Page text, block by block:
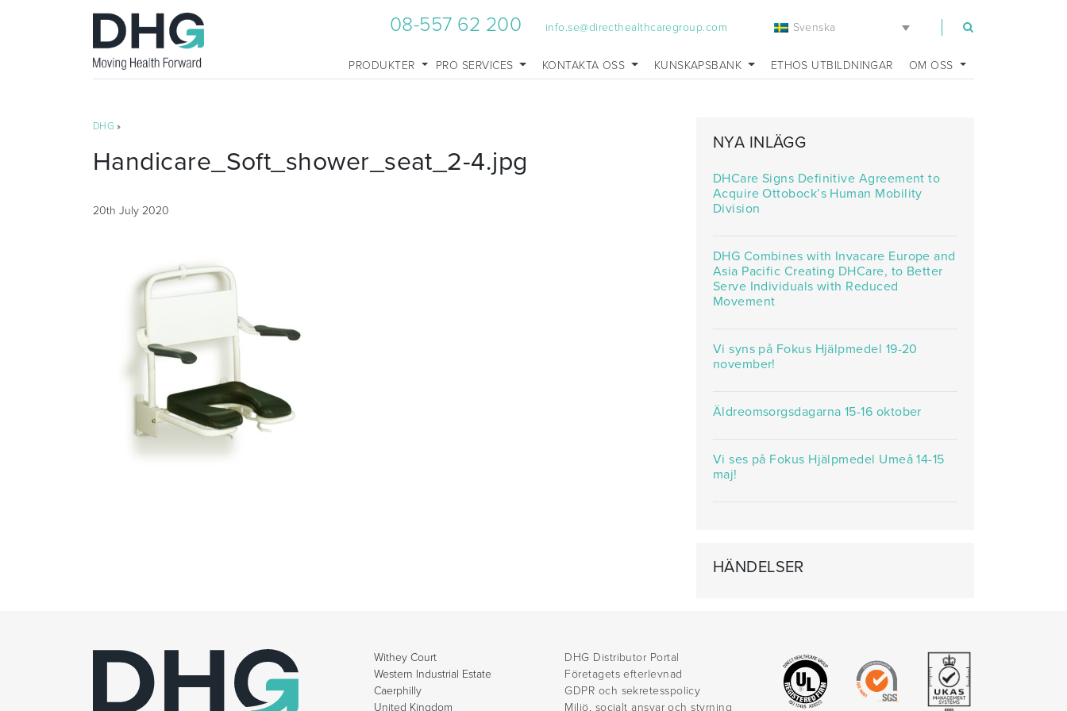
08-557 62 200 info.se@directhealthcaregroup.com Svenska
PRODUKTER PRO SERVICES KONTAKTA OSS KUNSKAPSBANK ETHOS UTBILDNINGAR OM OSS
DHG »
Handicare_Soft_shower_seat_2-4.jpg
20th July 2020
NYA INLÄGG
DHCare Signs Definitive Agreement to
Acquire Ottobock’s Human Mobility
Division
DHG Combines with Invacare Europe and
Asia Pacific Creating DHCare, to Better
Serve Individuals with Reduced
Movement
Vi syns på Fokus Hjälpmedel 19-20
november!
Äldreomsorgsdagarna 15-16 oktober
Vi ses på Fokus Hjälpmedel Umeå 14-15
maj!
HÄNDELSER
Withey Court
Western Industrial Estate
Caerphilly
United Kingdom
DHG Distributor Portal
Företagets efterlevnad
GDPR och sekretesspolicy
Miljö, socialt ansvar och styrning